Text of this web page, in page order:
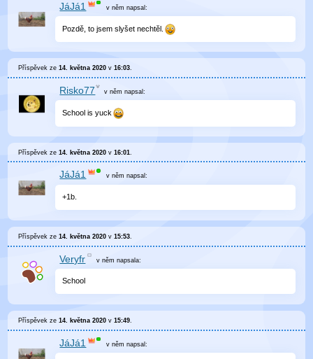
JáJá1 v něm napsal:
Pozdě, to jsem slyšet nechtěl.
Příspěvek ze14. května 2020 v16:03.
Risko77 v něm napsal:
School is yuck
Příspěvek ze14. května 2020 v16:01
JáJá1 v něm napsal:
+1b.
Příspěvek ze14. května 2020 v15:53
Veryfr v němnapsala:
School
Příspěvek ze14. května 2020 v15:49.
JáJá1 v něm napsal: